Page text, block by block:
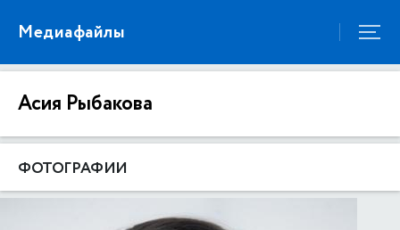
Медиафайлы
Асия Рыбакова
ФОТОГРАФИИ